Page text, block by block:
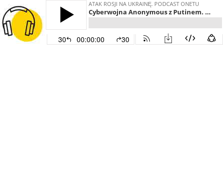
ATAK ROSJI NA UKRAINĘ. PODCAST ONETU
Cyberwojna Anonymous z Putinem. "Są zdeterminowani. Zostali rozzłoszczeni przez prezydenta Rosji"
30 00:00:00 30